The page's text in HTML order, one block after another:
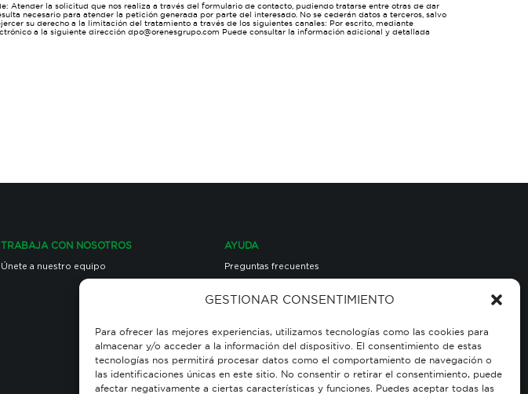
GESTIONAR CONSENTIMIENTO
Para ofrecer las mejores experiencias, utilizamos tecnologías como las cookies para
almacenar y/o acceder a la información del dispositivo. El consentimiento de estas
tecnologías nos permitirá procesar datos como el comportamiento de navegación o
las identificaciones únicas en este sitio. No consentir o retirar el consentimiento, puede
afectar negativamente a ciertas características y funciones. Puedes aceptar todas las
Atender la solicitud que nos realiza a través del formulario de contacto, pudiendo tratarse entre otras de dar
necesario para atender la petición generada por parte del interesado. No se cederán datos a terceros, salvo
su derecho a la limitación del tratamiento a través de los siguientes canales: Por escrito, mediante
a la siguiente dirección dpo@orenesgrupo.com Puede consultar la información adicional y detallada
TRABAJA CON NOSOTROS
Únete a nuestro equipo
AYUDA
Preguntas frecuentes